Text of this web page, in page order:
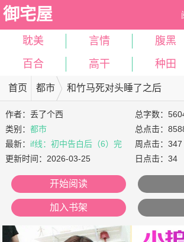
御宅屋
耽美 言情 腹黑
百合
高干 种田
首页 都市 和竹马死对头睡了之后
作者：丢了个西
类别：都市
最新： if线：初中告白后（6）完
更新时间： 2026-03-25
总字数：
总点击：
周点击：347
日点击：34
开始阅读
加入书架